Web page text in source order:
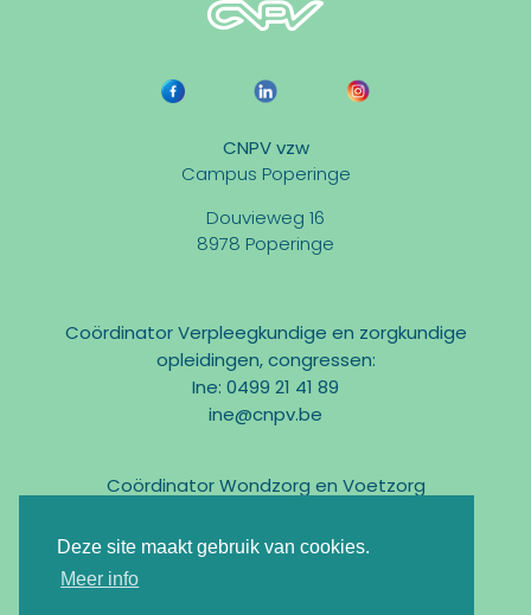
Deze site maakt gebruik van cookies.
Meer info
CNPV vzw
Campus Poperinge
Douvieweg 16
8978 Poperinge
Coördinator Verpleegkundige en zorgkundige
opleidingen, congressen:
Ine: 0499 21 41 89
ine@cnpv.be
Coördinator Wondzorg en Voetzorg
marc@cnpv.be